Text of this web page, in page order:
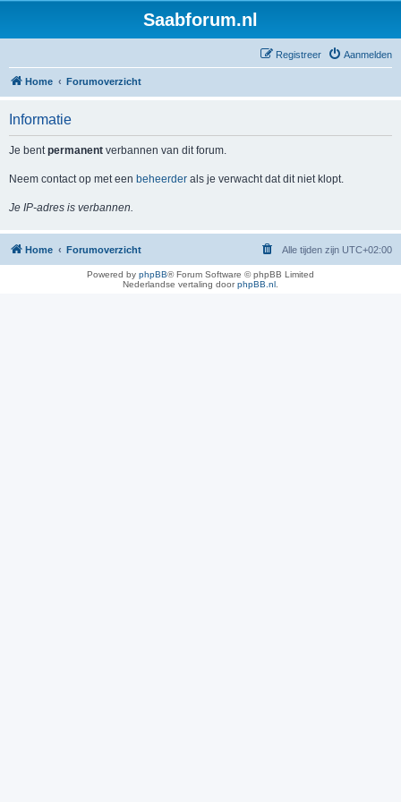
Saabforum.nl
Aanmelden
Registreer
Home Forumoverzicht
Informatie
Je bentpermanent verbannen van dit forum.
Neem contact op met een beheerder als je verwacht dat dit niet klopt.
Je IP-adres is verbannen.
Home Forumoverzicht Alle tijden zijn UTC+02:00
Powered by phpBB® Forum Software © phpBB Limited
Nederlandse vertaling doorphpBB.nl